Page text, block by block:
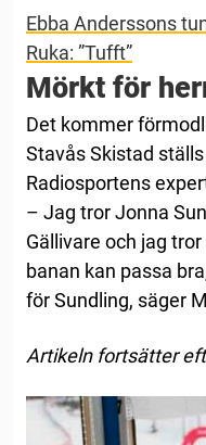
Ebba Anderssons
Ruka: ”Tufft”
Mörkt för
Det kommer
Stavås Skistad
Radiosportens
– Jag tror Jonna
Gällivare och jag
banan kan passa
för Sundling, säger
Artikeln fortsätter